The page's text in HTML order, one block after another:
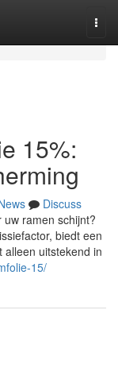
15%:
Discuss
ramen schijnt?
biedt een
alleen uitstekend in
15/